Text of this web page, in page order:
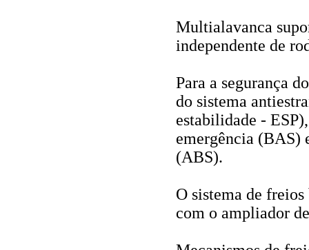
Multialavanca
independente de
Para a segurança
do sistema
estabilidade -
emergência (BAS)
(ABS).
O sistema de
com o ampliador